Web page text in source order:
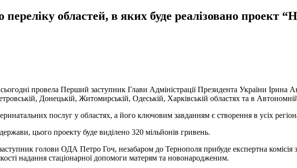
областей, в яких буде реалізовано проект
провела Перший заступник Глави Адміністрації Президента України Ірина
Донецькій, Житомирській, Одеській, Харківській областях та в
послуг у областях, а його ключовим завданням є створення в усіх
цього проекту буде виділено 320 мільйонів гривень.
голови ОДА Петро Гоч, незабаром до Тернополя прибуде експертна комісія
надання стаціонарної допомоги матерям та новонародженим.